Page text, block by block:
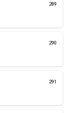
289
290
291